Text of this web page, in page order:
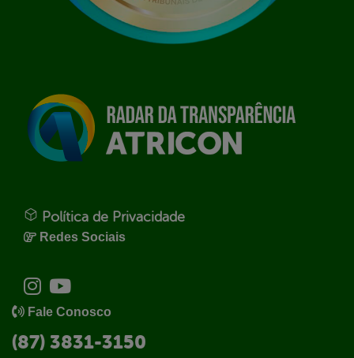
Política de Privacidade
Redes Sociais
Fale Conosco
(87) 3831-3150